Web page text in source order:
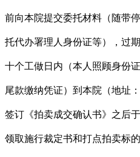
前向本院提交委托材料（随带
托代办署理人身份证等），过
十个工做日内（本人照顾身份
尾款缴纳凭证）到本院（地址
签订《拍卖成交确认书》之后
领取施行裁定书和打点拍卖标